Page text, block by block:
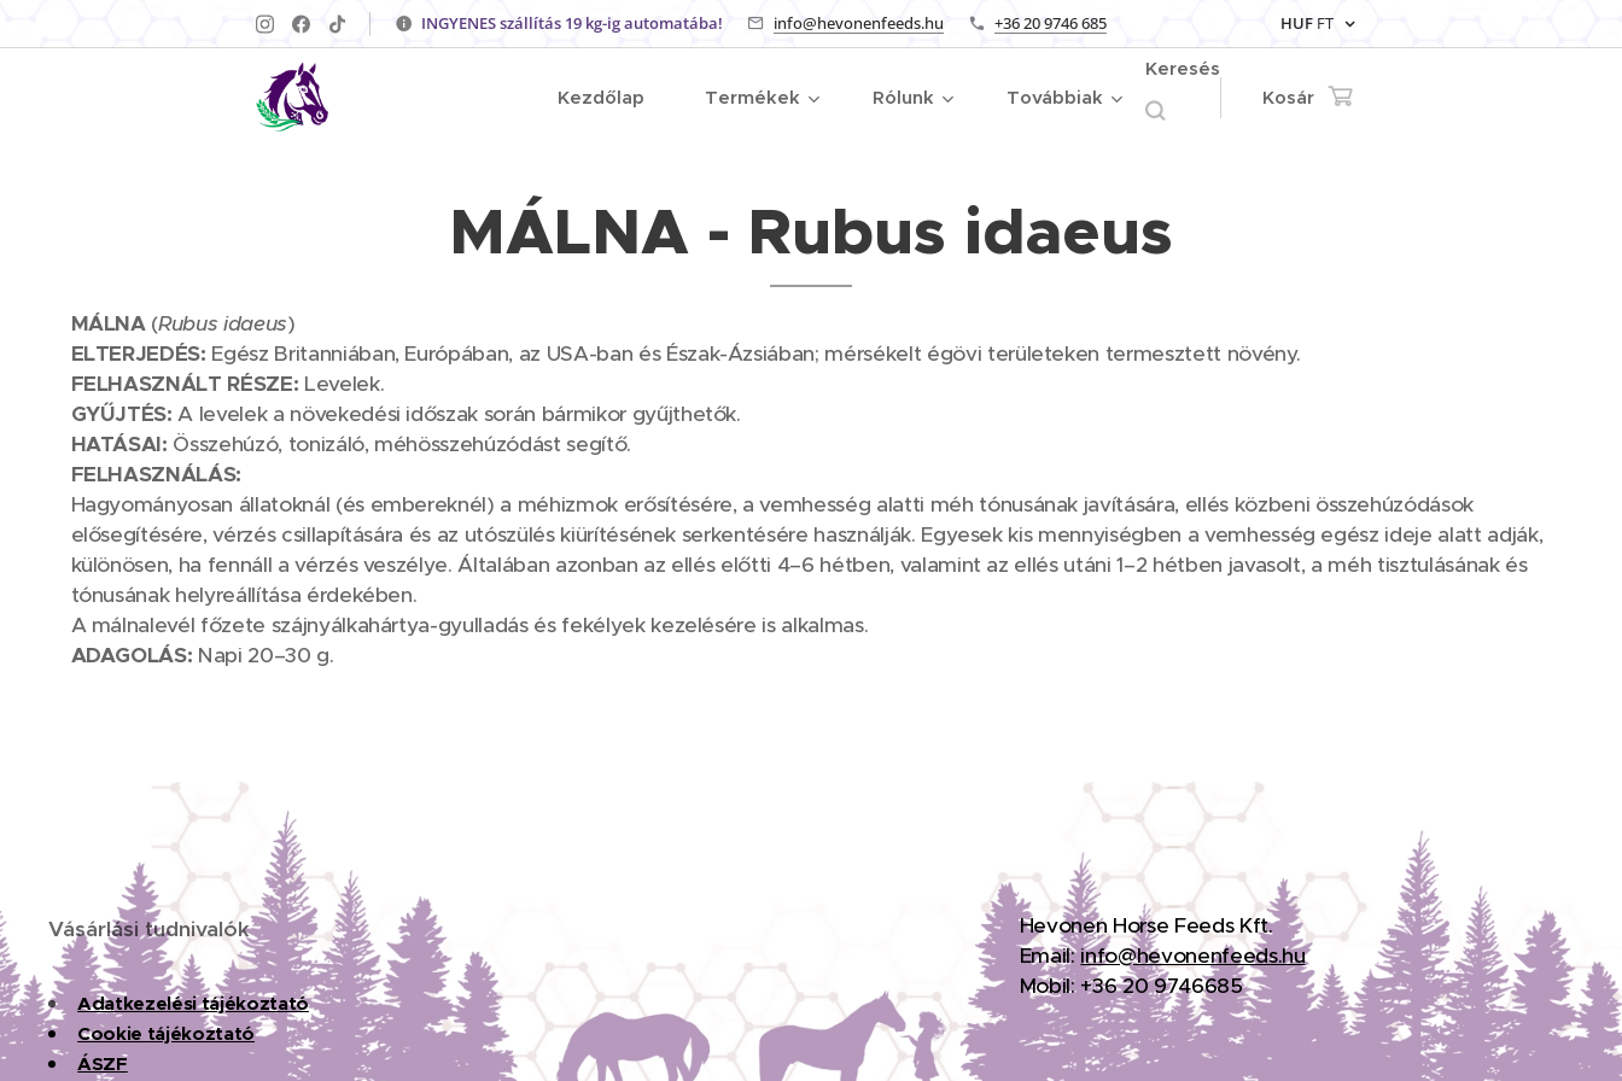
INGYENES szállítás 19 kg-ig automatába! info@hevonenfeeds.hu +36 20 9746 685 HUF FT
Kezdőlap Termékek Rólunk Továbbiak
Keresés
Kosár
MÁLNA - Rubus idaeus
MÁLNA(Rubus idaeus)
ELTERJEDÉS: Egész Britanniában, Európában, az USA-ban és Észak-Ázsiában; mérsékelt égövi területeken termesztett növény.
FELHASZNÁLT RÉSZE: Levelek.
GYŰJTÉS: A levelek a növekedési időszak során bármikor gyűjthetők.
HATÁSAI: Összehúzó, tonizáló, méhösszehúzódást segítő.
FELHASZNÁLÁS:
Hagyományosan állatoknál (és embereknél) a méhizmok erősítésére, a vemhesség alatti méh tónusának javítására, ellés közbeni összehúzódások
elősegítésére, vérzés csillapítására és az utószülés kiürítésének serkentésére használják. Egyesek kis mennyiségben a vemhesség egész ideje alatt adják,
különösen, ha fennáll a vérzés veszélye. Általában azonban az ellés előtti 4–6 hétben, valamint az ellés utáni 1–2 hétben javasolt, a méh tisztulásának és
tónusának helyreállítása érdekében.
A málnalevél főzete szájnyálkahártya-gyulladás és fekélyek kezelésére is alkalmas.
ADAGOLÁS: Napi 20–30 g.
Vásárlási tudnivalók
Adatkezelési tájékoztató
Cookie tájékoztató
ÁSZF
Hevonen Horse Feeds Kft.
Email:info@hevonenfeeds.hu
Mobil: +36 20 9746685